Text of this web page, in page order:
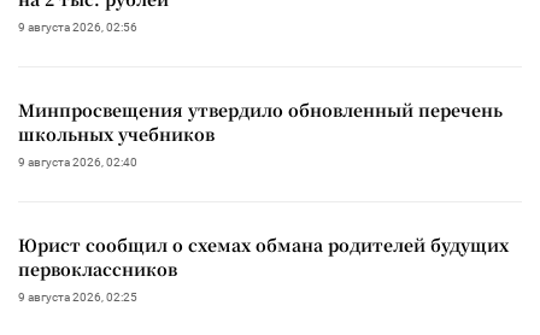
9 августа 2026, 02:56
Минпросвещения утвердило обновленный перечень
школьных учебников
9 августа 2026, 02:40
Юрист сообщил о схемах обмана родителей будущих
первоклассников
9 августа 2026, 02:25